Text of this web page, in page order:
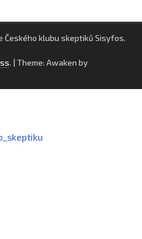
Českého klubu skeptiků Sisyfos.
. | Theme: Awaken by